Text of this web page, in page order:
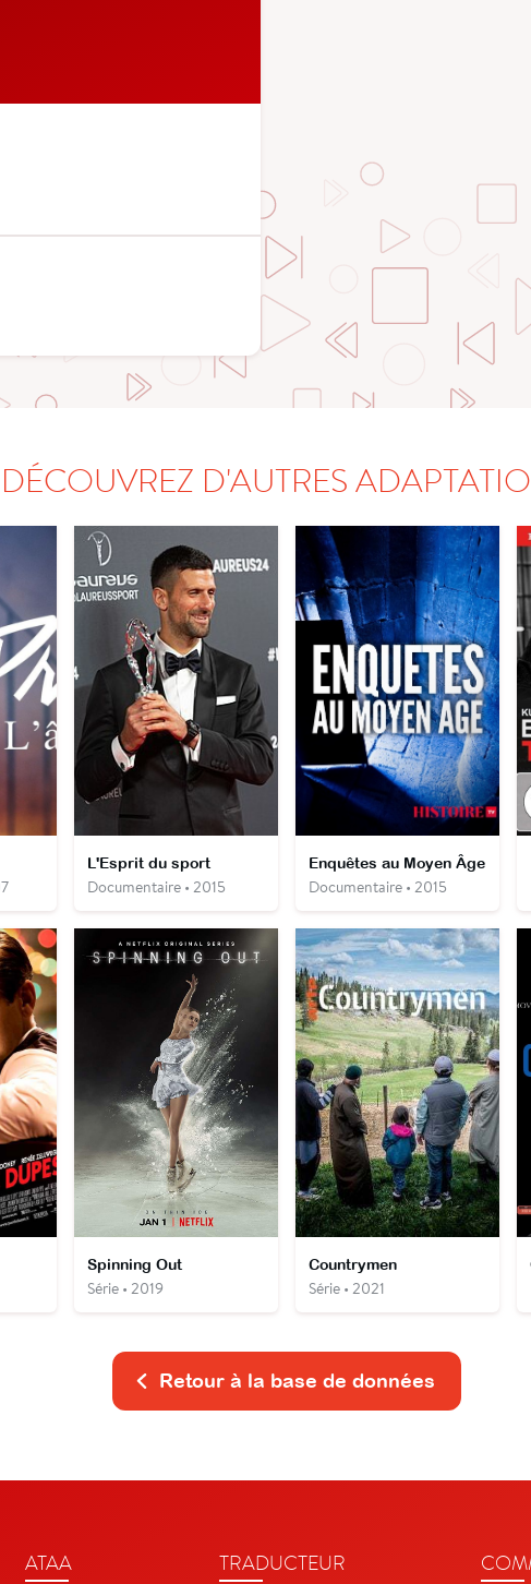
DÉCOUVREZ D'AUTRES
L'Esprit du sport
Documentaire • 2015
Enquêtes au Moyen Âge
Documentaire • 2015
Spinning Out
Série • 2019
Countrymen
Série • 2021
Retour à la base de données
ATAA TRADUCTEUR